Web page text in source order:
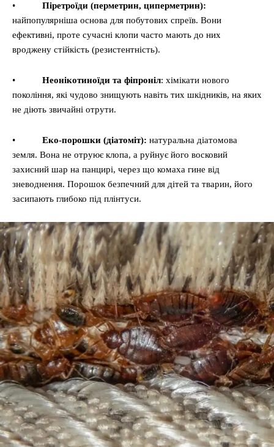
• Піретроїди (перметрин, циперметрин):
найпопулярніша основа для побутових спреїв. Вони
ефективні, проте сучасні клопи часто мають до них
вроджену стійкість (резистентність).
• Неонікотиноїди та фіпроніл: хімікати нового
покоління, які чудово знищують навіть тих шкідників, на яких
не діють звичайні отрути.
• Еко-порошки (діатоміт): натуральна діатомова
земля. Вона не отруює клопа, а руйнує його восковий
захисний шар на панцирі, через що комаха гине від
зневоднення. Порошок безпечний для дітей та тварин, його
засипають глибоко під плінтуси.